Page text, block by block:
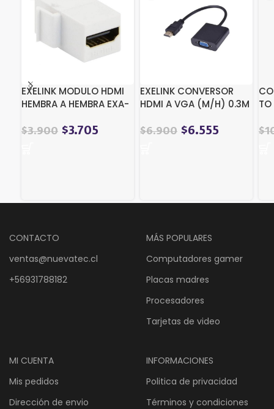
EXELINK MODULO HDMI
HEMBRA A HEMBRA EXA-
$3.900 $3.705
EXELINK CONVERSOR
HDMI A VGA (M/H) 0.3M
$6.900 $6.555
TO
$
CONTACTO
ventas@nuevatec.cl
+56931788182
MÁS POPULARES
Computadores gamer
Placas madres
Procesadores
Tarjetas de video
MI CUENTA
Mis pedidos
Dirección de envio
INFORMACIONES
Politica de privacidad
Términos y condiciones